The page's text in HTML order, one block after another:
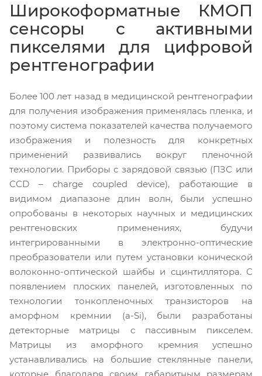
Широкоформатные КМОП
сенсоры с активными
пикселями для цифровой
рентгенографии
Более 100 лет назад в медицинской рентгенографии
для получения изображения применялась пленка, и
поэтому система показателей качества получаемого
изображения и полезность для конкретных
применений развивались вокруг пленочной
технологии. Приборы с зарядовой связью (ПЗС или
CCD – charge coupled device), работающие в
видимом диапазоне длин волн, были успешно
опробованы в некоторых научных и медицинских
рентгеновских применениях, будучи
интегрированными в электронно-оптические
преобразователи или путем установки конической
волоконно-оптической шайбы и сцинтиллятора. С
появлением плоских панелей, изготовленных по
технологии тонкопленочных транзисторов на
аморфном кремнии (a-Si), были разработаны
детекторные матрицы с пассивным пикселем.
Матрицы из аморфного кремния успешно
устанавливались на большие стеклянные панели,